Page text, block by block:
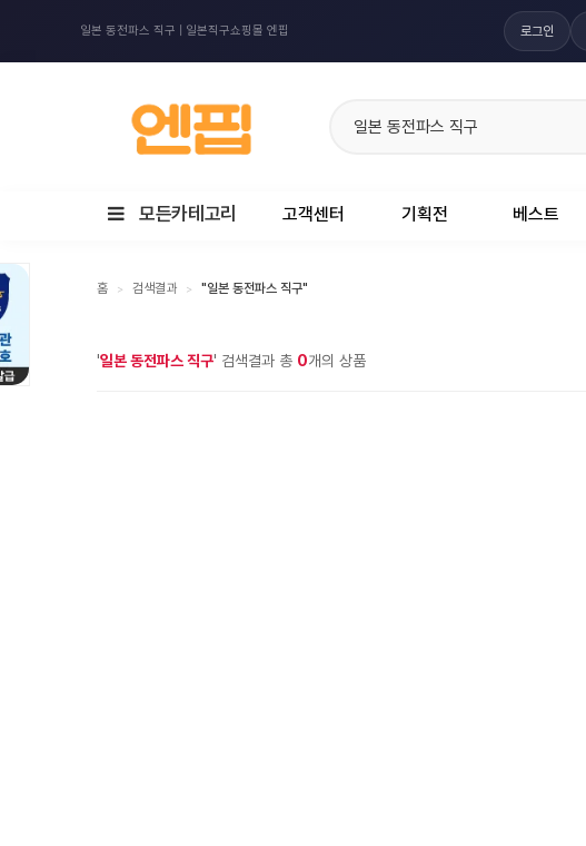
일본 동전파스 직구 | 일본직구쇼핑몰 엔핍 로그인
모든카테고리 고객센터 기획전 베스트
홈 > 검색결과 > "일본 동전파스 직구"
'일본 동전파스 직구' 검색결과 총 0개의 상품